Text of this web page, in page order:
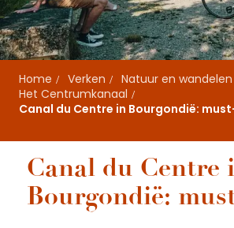
Home Verken
Natuur en wandelen
Het Centrumkanaal
Canal du Centre in Bourgondië:
Canal du Centre
Bourgondië: